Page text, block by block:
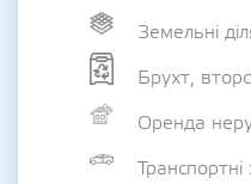
Земельні
Брухт,
Оренда
Транспортні